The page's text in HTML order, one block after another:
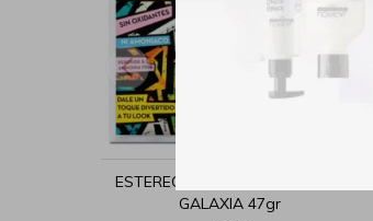
ESTEREOCOLOR SACHET AZUL
GALAXIA 47gr